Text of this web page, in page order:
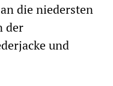
die niedersten
der
und